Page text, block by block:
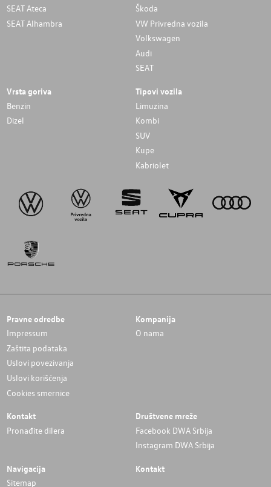
SEAT Ateca
SEAT Alhambra
Škoda
VW Privredna vozila
Volkswagen
Audi
SEAT
Vrsta goriva
Benzin
Dizel
Tipovi vozila
Limuzina
Kombi
SUV
Kupe
Kabriolet
Pravne odredbe
Impressum
Zaštita podataka
Uslovi povezivanja
Uslovi korišćenja
Cookies smernice
Kompanija
O nama
Kontakt
Pronađite dilera
Društvene mreže
Facebook DWA Srbija
Instagram DWA Srbija
Navigacija
Sitemap
Kontakt